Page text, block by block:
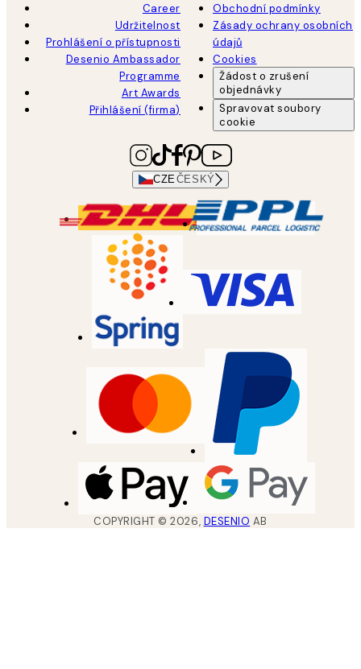
Career
Udržitelnost
Prohlášení o přístupnosti
Desenio Ambassador
Programme
Art Awards
Přihlášení (firma)
Obchodní podmínky
Zásady ochrany osobních
údajů
Cookies
Žádost o zrušení
objednávky
Spravovat soubory
cookie
CZEČESKÝ
COPYRIGHT ©2026, DESENIO AB